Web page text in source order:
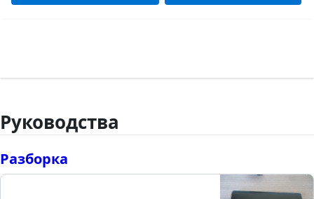
Руководства
Разборка